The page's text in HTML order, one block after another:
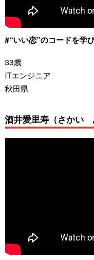
#“いい恋”のコードを
33歳
ITエンジニア
秋田県
酒井愛里寿（さかい